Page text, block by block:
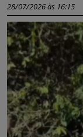
28/07/2026 às 16:15